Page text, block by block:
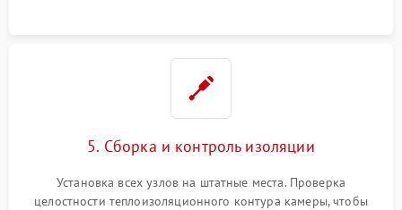
5. Сборка и контроль изоляции
Установка всех узлов на штатные места. Проверка
целостности теплоизоляционного контура камеры, чтобы